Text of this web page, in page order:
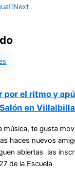
Next
por el ritmo y
en
música, te gusta
haces nuevos
abiertas las
de la Escuela